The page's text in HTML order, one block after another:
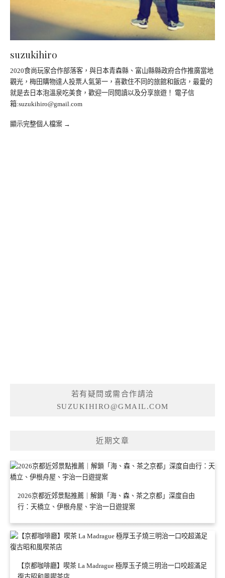
suzukihiro
2020食尚玩家合作部落客，與日本青森縣、富山縣縣政府合作推廣當地
觀光，梅田購物達人投票人氣第一，喜歡住不同的旅館和飯店，最愛的
就是去日本泡溫泉吃美食，歡迎一同閱讀以及分享旅遊！ 電子信
箱:suzukihiro@gmail.com
顯示完整個人檔案 →
若有疑問或需合作請洽
SUZUKIHIRO@GMAIL.COM
近期文章
2026京都近郊景點推薦｜解鎖「海、森、茶之京都」深度自由
行：天橋立、伊根舟屋、宇治一日遊提案
【京都咖啡廳】喫茶 La Madrague 極厚玉子燒三明治一口咬超滿足